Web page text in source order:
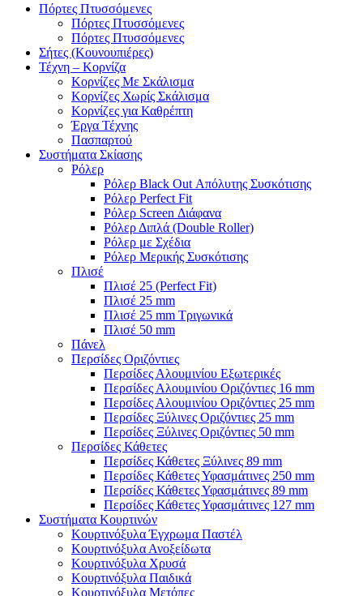
Πόρτες Πτυσσόμενες
Πόρτες Πτυσσόμενες
Πόρτες Πτυσσόμενες
Σήτες (Κουνουπιέρες)
Τέχνη – Κορνίζα
Κορνίζες Με Σκάλισμα
Κορνίζες Χωρίς Σκάλισμα
Κορνίζες για Καθρέπτη
Έργα Τέχνης
Πασπαρτού
Συστήματα Σκίασης
Ρόλερ
Ρόλερ Black Out Απόλυτης Συσκότισης
Ρόλερ Perfect Fit
Ρόλερ Screen Διάφανα
Ρόλερ Διπλά (Double Roller)
Ρόλερ με Σχέδια
Ρόλερ Μερικής Συσκότισης
Πλισέ
Πλισέ 25 (Perfect Fit)
Πλισέ 25 mm
Πλισέ 25 mm Τριγωνικά
Πλισέ 50 mm
Πάνελ
Περσίδες Οριζόντιες
Περσίδες Αλουμινίου Εξωτερικές
Περσίδες Αλουμινίου Οριζόντιες 16 mm
Περσίδες Αλουμινίου Οριζόντιες 25 mm
Περσίδες Ξύλινες Οριζόντιες 25 mm
Περσίδες Ξύλινες Οριζόντιες 50 mm
Περσίδες Κάθετες
Περσίδες Κάθετες Ξύλινες 89 mm
Περσίδες Κάθετες Υφασμάτινες 250 mm
Περσίδες Κάθετες Υφασμάτινες 89 mm
Περσίδες Κάθετες Υφασμάτινες 127 mm
Συστήματα Κουρτινών
Κουρτινόξυλα Έγχρωμα Παστέλ
Κουρτινόξυλα Ανοξείδωτα
Κουρτινόξυλα Χρυσά
Κουρτινόξυλα Παιδικά
Κουρτινόξυλα Μετόπες